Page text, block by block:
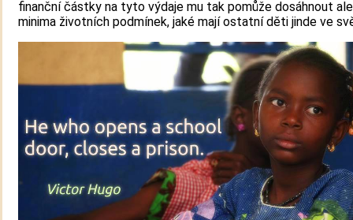
finanční částky na tyto výdaje mu tak pomůže dosáhnout
minima životních podmínek, jaké mají ostatní děti jinde ve